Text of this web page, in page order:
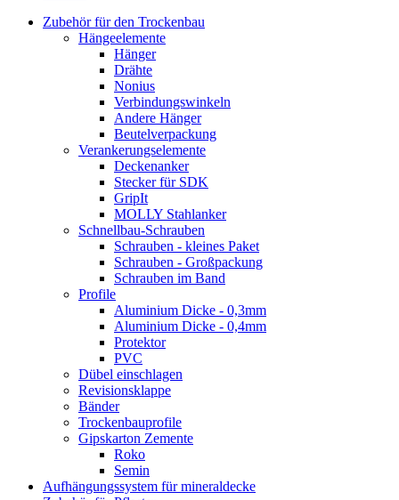
Zubehör für den Trockenbau
Hängeelemente
Hänger
Drähte
Nonius
Verbindungswinkeln
Andere Hänger
Beutelverpackung
Verankerungselemente
Deckenanker
Stecker für SDK
GripIt
MOLLY Stahlanker
Schnellbau-Schrauben
Schrauben - kleines Paket
Schrauben - Großpackung
Schrauben im Band
Profile
Aluminium Dicke - 0,3mm
Aluminium Dicke - 0,4mm
Protektor
PVC
Dübel einschlagen
Revisionsklappe
Bänder
Trockenbauprofile
Gipskarton Zemente
Roko
Semin
Aufhängungssystem für mineraldecke